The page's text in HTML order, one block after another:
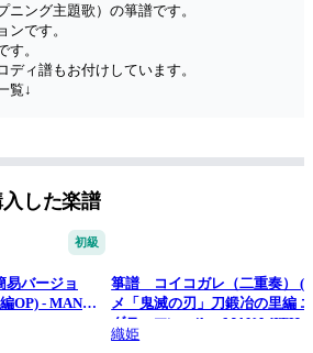
ニング主題歌）の箏譜です。
ンです。
す。
ィ譜もお付けしています。
覧↓
した楽譜
初級
バージョ
OP) - MAN
箏譜 コイコガレ（二重奏） (
メ「鬼滅の刃」刀鍛冶の里編
グテーマ) - milet×MAN WITH A
MISSION
織姫